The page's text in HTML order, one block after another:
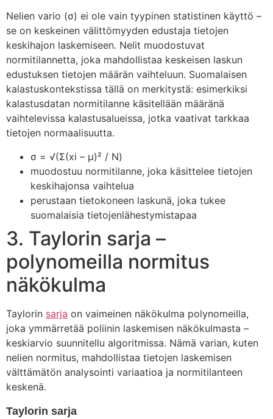
Nelien vario (σ) ei ole vain tyypinen statistinen käyttö –
se on keskeinen välittömyyden edustaja tietojen
keskihajon laskemiseen. Nelit muodostuvat
normitilannetta, joka mahdollistaa keskeisen laskun
edustuksen tietojen määrän vaihteluun. Suomalaisen
kalastuskontekstissa tällä on merkitystä: esimerkiksi
kalastusdatan normitilanne käsitellään määränä
vaihtelevissa kalastusalueissa, jotka vaativat tarkkaa
tietojen normaalisuutta.
σ = √(Σ(xi – μ)² / N)
muodostuu normitilanne, joka käsittelee tietojen
keskihajonsa vaihtelua
perustaan tietokoneen laskunä, joka tukee
suomalaisia tietojenlähestymistapaa
3. Taylorin sarja –
polynomeilla normitus
näkökulma
Taylorin sarja on vaimeinen näkökulma polynomeilla,
joka ymmärretää poliinin laskemisen näkökulmasta –
keskiarvio suunnitellu algoritmissa. Nämä varian, kuten
nelien normitus, mahdollistaa tietojen laskemisen
välttämätön analysointi variaatioa ja normitilanteen
keskenä.
Taylorin sarja